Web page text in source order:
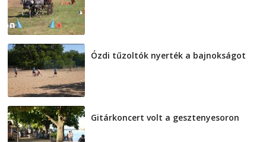
Ózdi tűzoltók nyerték a bajnokságot
Gitárkoncert volt a gesztenyesoron